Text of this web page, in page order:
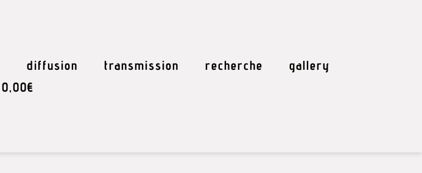
diffusion transmission recherche
gallery
0,00€